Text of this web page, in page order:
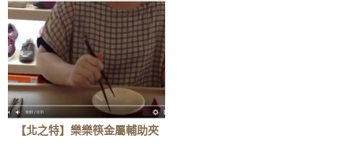
【北之特】樂樂筷金屬輔助夾